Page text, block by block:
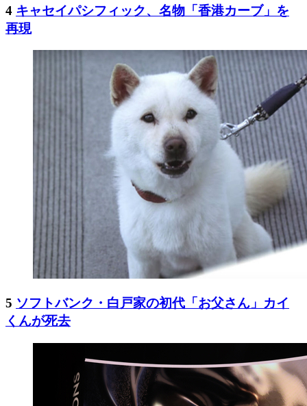
4 キャセイパシフィック、名物「香港カーブ」を
再現
5 ソフトバンク・白戸家の初代「お父さん」カイ
くんが死去